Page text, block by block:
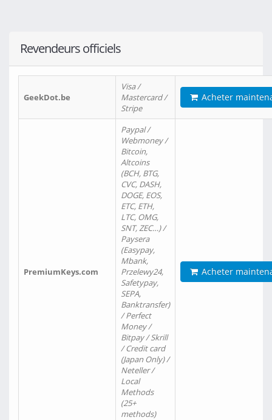
Revendeurs officiels
GeekDot.be
Visa /
Mastercard /
Stripe
Acheter
PremiumKeys.com
Paypal /
Webmoney /
Bitcoin,
Altcoins
(BCH, BTG,
CVC, DASH,
DOGE, EOS,
ETC, ETH,
LTC, OMG,
SNT, ZEC…) /
Paysera
(Easypay,
Mbank,
Przelewy24,
Safetypay,
SEPA,
Banktransfer)
/ Perfect
Money /
Bitpay / Skrill
/ Credit card
(Japan Only) /
Neteller /
Local
Methods
(25+
methods)
Acheter